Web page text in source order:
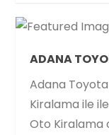
ADANA
Adana
Kiralama ile
Oto Kiralama